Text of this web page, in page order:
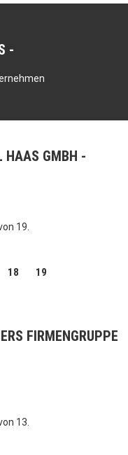
HAAS GMBH
19.
18 19
FIRMENGRUPPE
13.